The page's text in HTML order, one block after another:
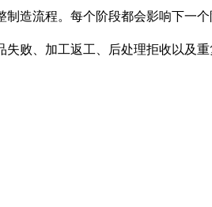
造流程。每个阶段都会影响下一
败、加工返工、后处理拒收以及重